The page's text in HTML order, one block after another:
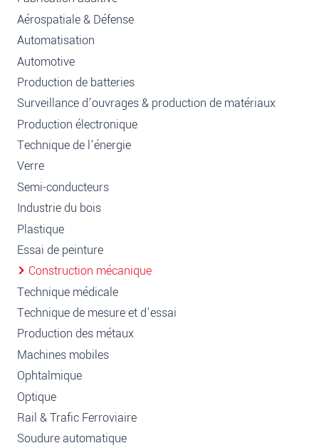
Aérospatiale & Défense
Automatisation
Automotive
Production de batteries
Surveillance d’ouvrages & production de matériaux
Production électronique
Technique de l'énergie
Verre
Semi-conducteurs
Industrie du bois
Plastique
Essai de peinture
Construction mécanique
Technique médicale
Technique de mesure et d'essai
Production des métaux
Machines mobiles
Ophtalmique
Optique
Rail & Trafic Ferroviaire
Soudure automatique